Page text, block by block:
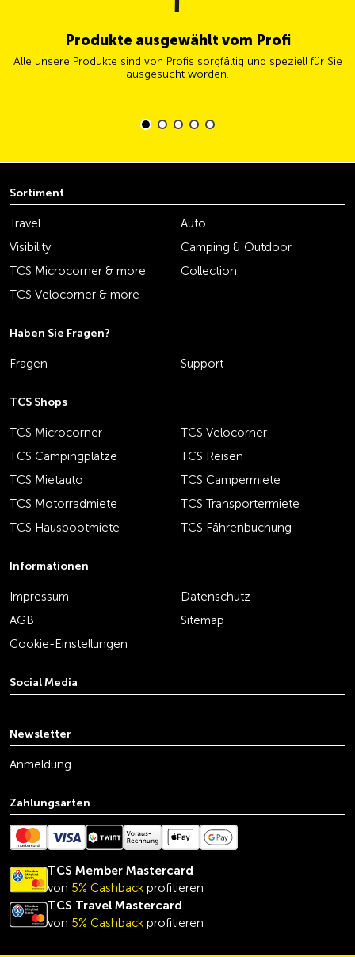
Produkte ausgewählt vom Profi
Alle unsere Produkte sind von Profis sorgfältig und speziell für Sie
ausgesucht worden.
Sortiment
Travel
Auto
Visibility
Camping & Outdoor
TCS Microcorner & more
Collection
TCS Velocorner & more
Haben Sie Fragen?
Fragen Support
TCS Shops
TCS Microcorner
TCS Velocorner
TCS Campingplätze
TCS Reisen
TCS Mietauto
TCS Campermiete
TCS Motorradmiete
TCS Transportermiete
TCS Hausbootmiete
TCS Fährenbuchung
Informationen
Impressum
Datenschutz
AGB
Sitemap
Cookie-Einstellungen
Social Media
Newsletter
Anmeldung
Zahlungsarten
TCS Member Mastercard
von 5% Cashback profitieren
TCS Travel Mastercard
von 5% Cashback profitieren